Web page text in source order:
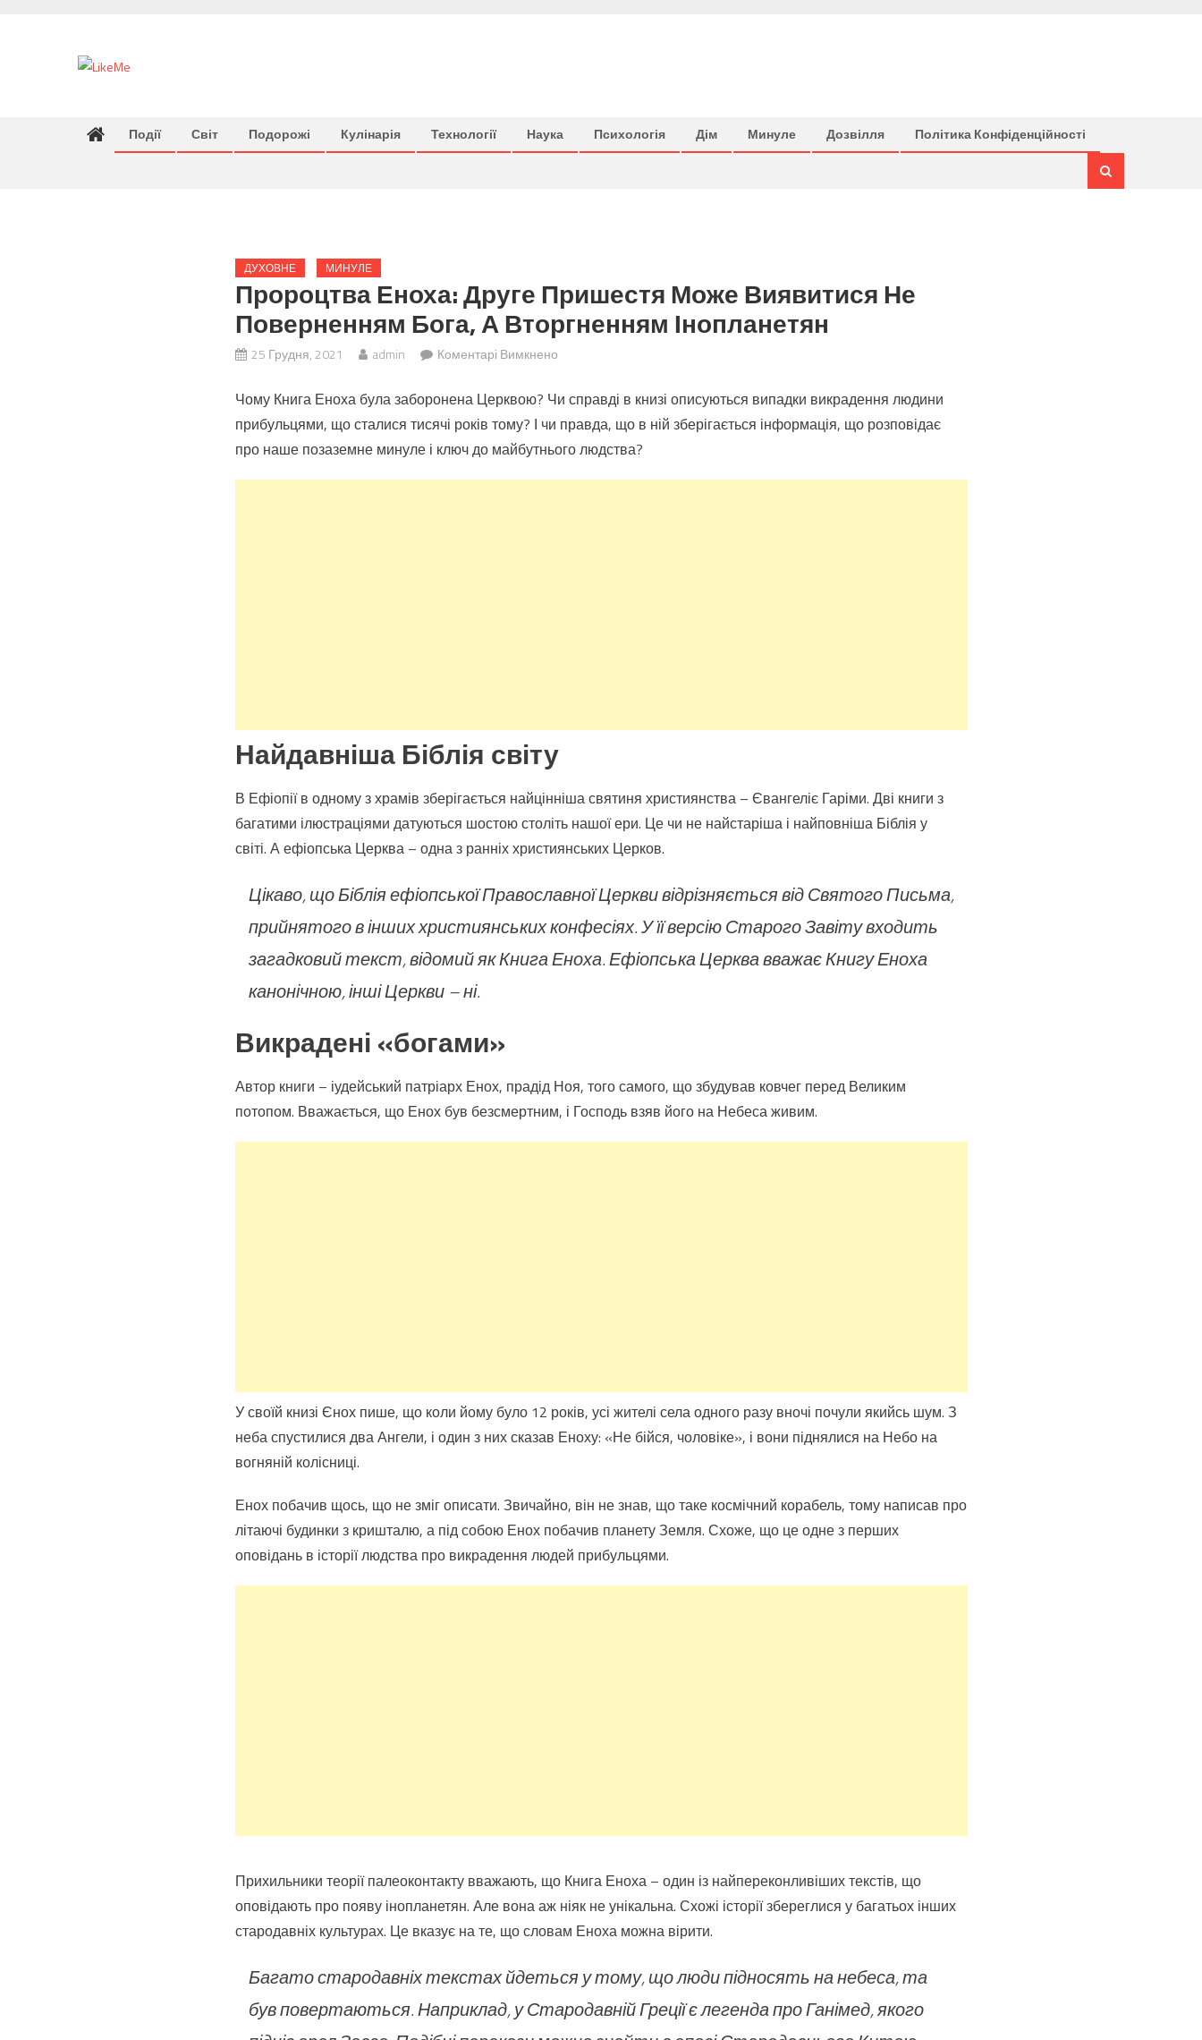
Події Світ Подорожі Кулінарія Технології Наука Психологія Дім Минуле Дозвілля Політика Конфіденційності
ДУХОВНЕ МИНУЛЕ
Пророцтва Еноха: Друге Пришестя Може Виявитися Не
Поверненням Бога, А Вторгненням Інопланетян
25 Грудня, 2021 admin Коментарі Вимкненодо
Еноха:
Друге
пришестя
Чому Книга Еноха була заборонена Церквою? Чи справді в книзі описуються випадки викрадення людини
прибульцями, що сталися тисячі років тому? І чи правда, що в ній зберігається інформація, що розповідає
про наше позаземне минуле і ключ до майбутнього людства?
Найдавніша Біблія світу
В Ефіопії в одному з храмів зберігається найцінніша святиня християнства – Євангеліє Гаріми. Дві книги з
багатими ілюстраціями датуються шостою століть нашої ери. Це чи не найстаріша і найповніша Біблія у
світі. А ефіопська Церква – одна з ранніх християнських Церков.
Цікаво, що Біблія ефіопської Православної Церкви відрізняється від Святого Письма,
прийнятого в інших християнських конфесіях. У її версію Старого Завіту входить
загадковий текст, відомий як Книга Еноха. Ефіопська Церква вважає Книгу Еноха
канонічною, інші Церкви – ні.
Викрадені «богами»
Автор книги – іудейський патріарх Енох, прадід Ноя, того самого, що збудував ковчег перед Великим
потопом. Вважається, що Енох був безсмертним, і Господь взяв його на Небеса живим.
У своїй книзі Єнох пише, що коли йому було 12 років, усі жителі села одного разу вночі почули якийсь шум. З
неба спустилися два Ангели, і один з них сказав Еноху: «Не бійся, чоловіке», і вони піднялися на Небо на
вогняній колісниці.
Енох побачив щось, що не зміг описати. Звичайно, він не знав, що таке космічний корабель, тому написав про
літаючі будинки з кришталю, а під собою Енох побачив планету Земля. Схоже, що це одне з перших
оповідань в історії людства про викрадення людей прибульцями.
Прихильники теорії палеоконтакту вважають, що Книга Еноха – один із найпереконливіших текстів, що
оповідають про появу інопланетян. Але вона аж ніяк не унікальна. Схожі історії збереглися у багатьох інших
стародавніх культурах. Це вказує на те, що словам Еноха можна вірити.
Багато стародавніх текстах йдеться у тому, що люди підносять на небеса, та
був повертаються. Наприклад, у Стародавній Греції є легенда про Ганімед, якого